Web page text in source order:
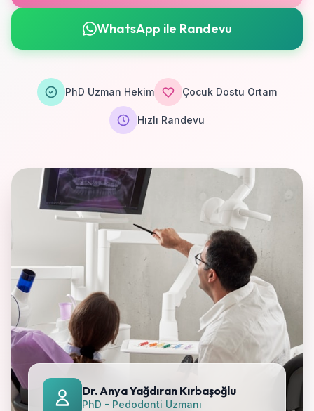
WhatsApp ile Randevu
PhD Uzman Hekim Çocuk Dostu Ortam
Hızlı Randevu
Dr. Anya Yağdıran Kırbaşoğlu
PhD - Pedodonti Uzmanı